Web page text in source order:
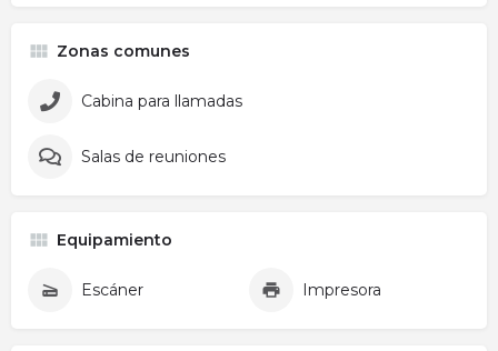
Zonas comunes
Cabina para llamadas
Salas de reuniones
Equipamiento
Escáner Impresora